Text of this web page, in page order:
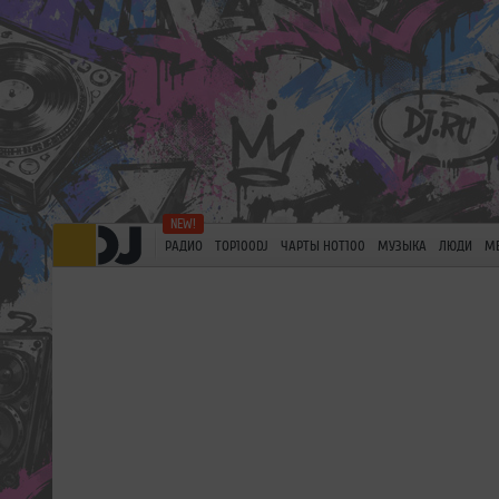
РАДИО TOP100DJ ЧАРТЫ HOT100 МУЗЫКА ЛЮДИ